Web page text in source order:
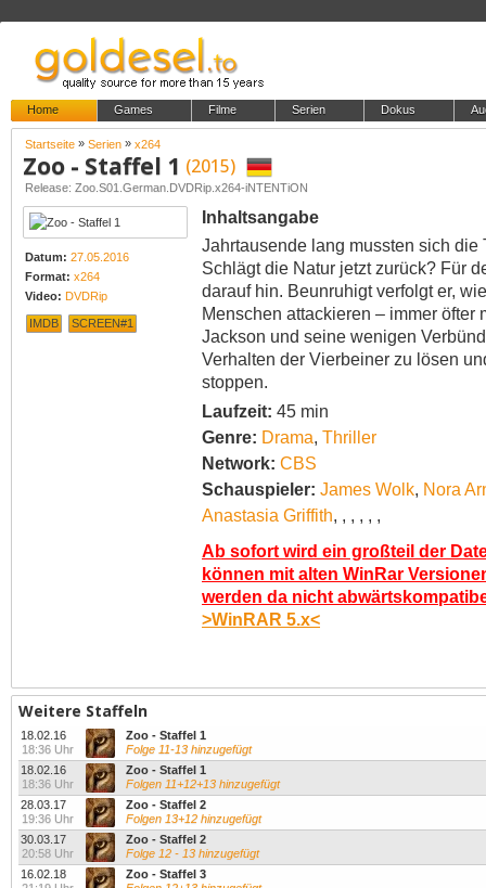
Home Games Filme Serien Dokus
Startseite » Serien » x264
Zoo - Staffel 1 (2015)
Release: Zoo.S01.German.DVDRip.x264-iNTENTiON
Datum: 27.05.2016
Format: x264
Video: DVDRip
IMDB SCREEN#1
Inhaltsangabe
Jahrtausende lang mussten sich
Schlägt die Natur jetzt zurück? Für
darauf hin. Beunruhigt verfolgt er,
Menschen attackieren – immer
Jackson und seine wenigen
Verhalten der Vierbeiner zu lösen
stoppen.
Laufzeit: 45 min
Genre: Drama, Thriller
Network: CBS
Schauspieler: James Wolk, Nora
Anastasia Griffith, , , , , ,
Ab sofort wird ein großteil der
können mit alten WinRar
werden da nicht
>WinRAR 5.x<
Weitere Staffeln
18.02.16
18:36 Uhr
Zoo - Staffel 1
Folge 11-13 hinzugefügt
18.02.16
18:36 Uhr
Zoo - Staffel 1
Folgen 11+12+13 hinzugefügt
28.03.17
19:36 Uhr
Zoo - Staffel 2
Folgen 13+12 hinzugefügt
30.03.17
20:58 Uhr
Zoo - Staffel 2
Folge 12 - 13 hinzugefügt
16.02.18
Zoo - Staffel 3